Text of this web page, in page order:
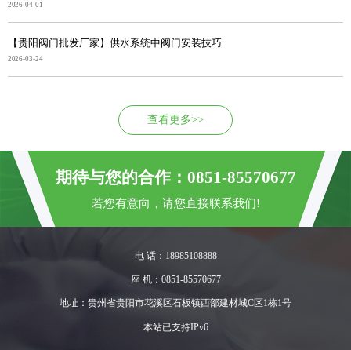
2026-04-01
【贵阳阀门批发厂家】供水系统中阀门安装技巧
2026-03-24
查看更多>>
期待与您的合作：0851-85570677
若您有意向，请您直接联系我们!
电 话：18985108888
座 机：0851-85570677
地址：贵州省贵阳市花溪区石板镇西部建材城C区1栋1号
本站已支持IPv6